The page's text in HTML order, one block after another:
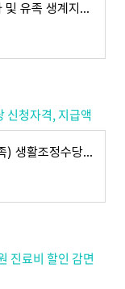
참전유공자 등 국가유공자 및 유족 생계지원금
신청자격, 지급액
국가유공자 및 유족(유가족) 생활조정수당 신청자격, 지급액
진료비 할인 감면